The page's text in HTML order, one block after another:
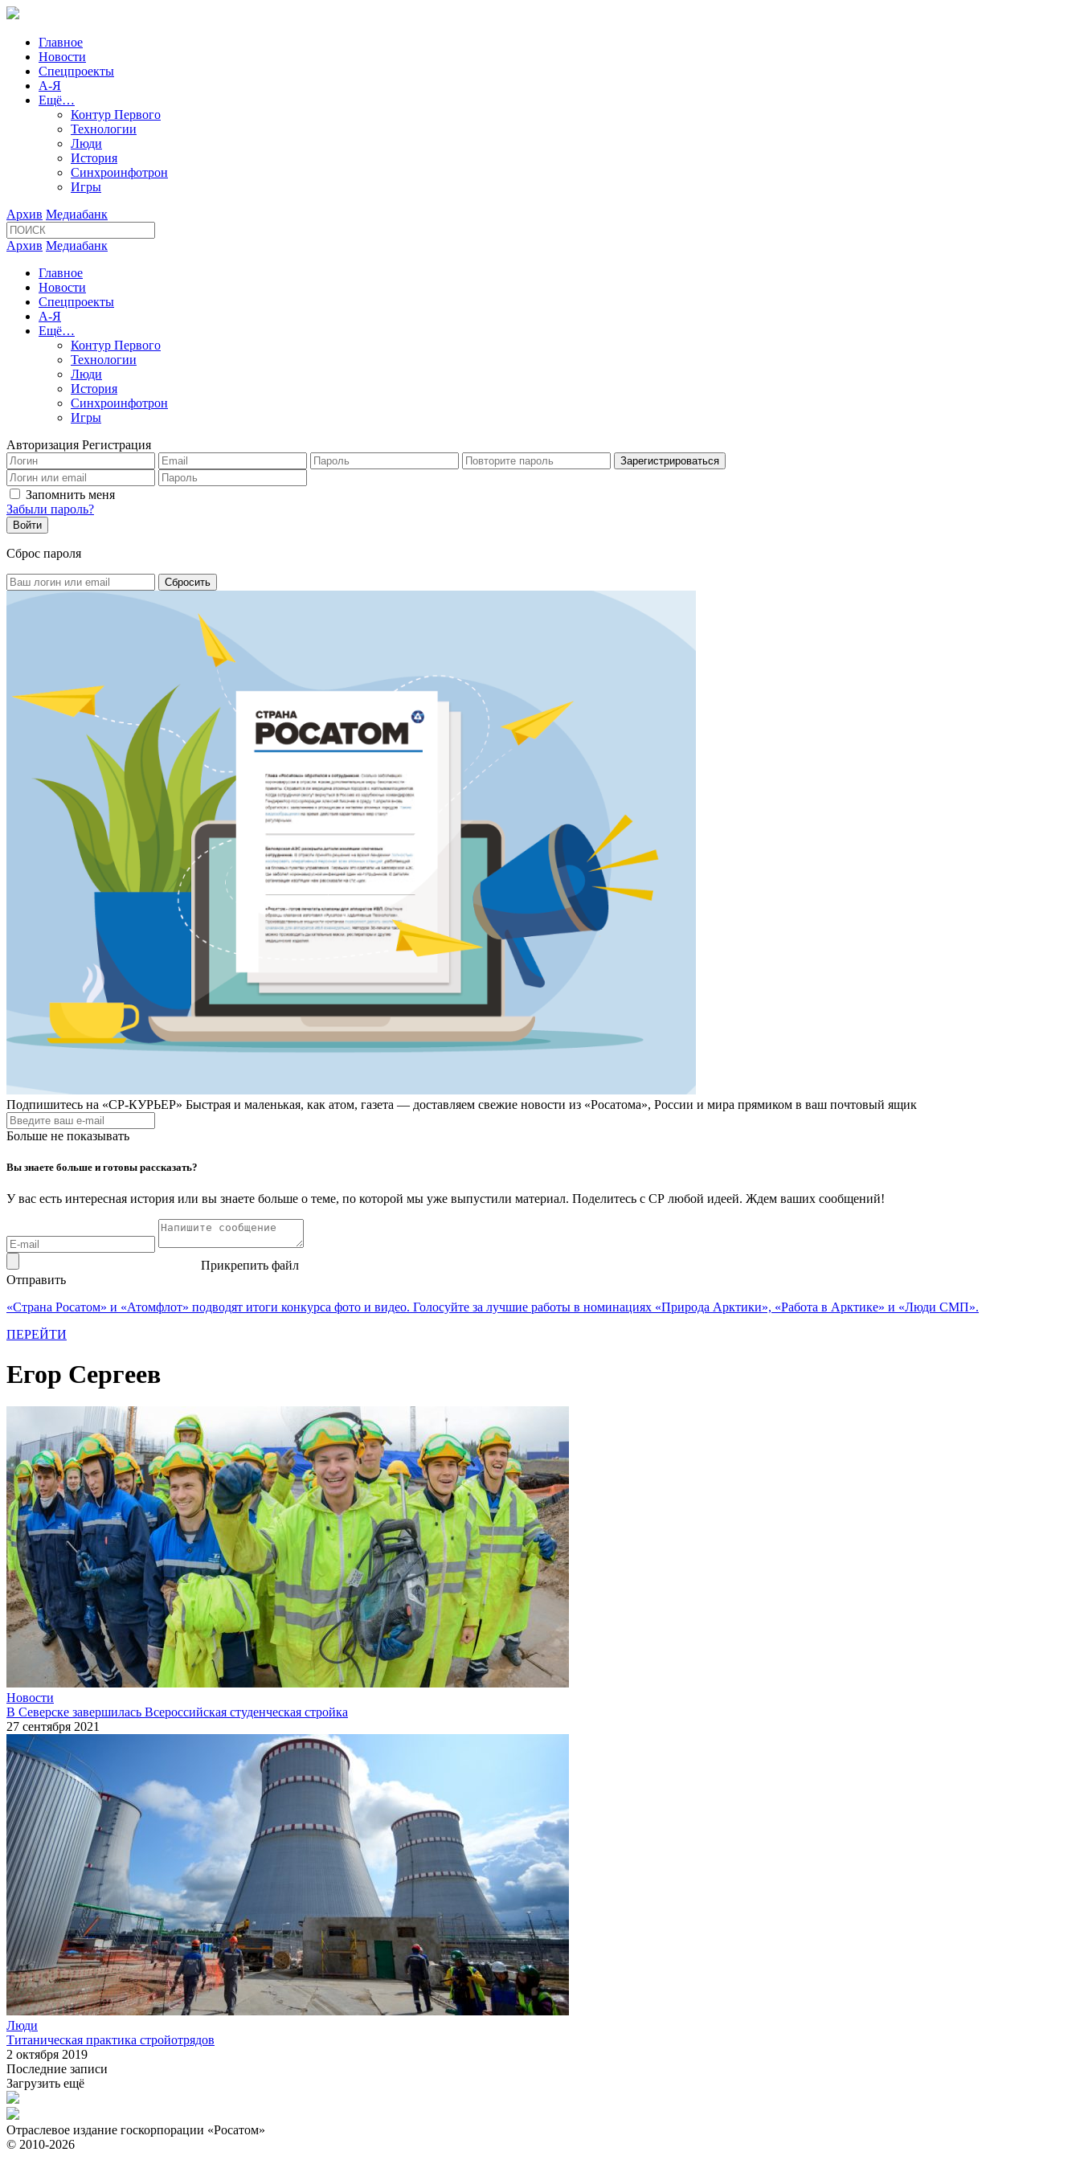
Главное
Новости
Спецпроекты
А-Я
Ещё…
Контур Первого
Технологии
Люди
История
Синхроинфотрон
Игры
Архив Медиабанк
Архив Медиабанк
Главное
Новости
Спецпроекты
А-Я
Ещё…
Контур Первого
Технологии
Люди
История
Синхроинфотрон
Игры
Авторизация Регистрация
Запомнить меня
Забыли пароль?
Сброс пароля
Подпишитесь на «СР-КУРЬЕР» Быстрая и маленькая, как атом, газета — доставляем свежие новости из «Росатома», России и мира прямиком в ваш почтовый ящик
Больше не показывать
Вы знаете больше и готовы рассказать?
У вас есть интересная история или вы знаете больше о теме, по которой мы уже выпустили материал. Поделитесь с СР любой идеей. Ждем ваших сообщений!
Прикрепить файл
Отправить
«Страна Росатом» и «Атомфлот» подводят итоги конкурса фото и видео. Голосуйте за лучшие работы в номинациях «Природа Арктики», «Работа в Арктике» и «Люди СМП».
ПЕРЕЙТИ
Егор Сергеев
Новости
В Северске завершилась Всероссийская студенческая стройка
27 сентября 2021
Люди
Титаническая практика стройотрядов
2 октября 2019
Последние записи
Загрузить ещё
Отраслевое издание госкорпорации «Росатом»
© 2010-2026